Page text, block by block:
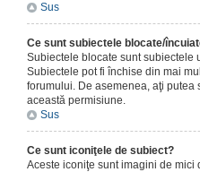
Sus
Ce sunt subiectele blocate/
Subiectele blocate sunt subiectele
Subiectele pot fi închise din mai
forumului. De asemenea, aţi
această permisiune.
Sus
Ce sunt iconiţele de subiect?
Aceste iconiţe sunt imagini de